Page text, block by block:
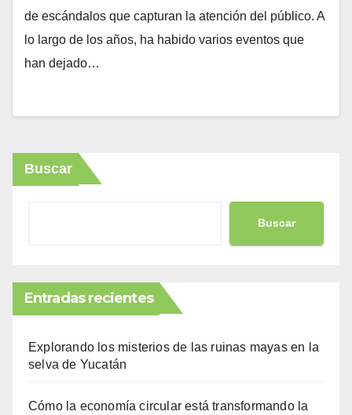
de escándalos que capturan la atención del público. A
lo largo de los años, ha habido varios eventos que
han dejado…
Buscar
Buscar
Entradas recientes
Explorando los misterios de las ruinas mayas en la
selva de Yucatán
Cómo la economía circular está transformando la